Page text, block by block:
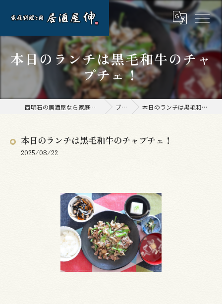
本日のランチは黒毛和牛のチャ
プチェ！
西明石の居酒屋なら家庭料理と肉 居酒屋 伸 ブログ 本日のランチは黒毛和牛のチャプチェ！
本日のランチは黒毛和牛のチャプチェ！
2025/08/22